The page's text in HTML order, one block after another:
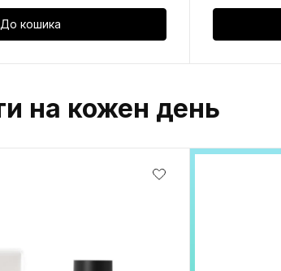
До кошика
на кожен день